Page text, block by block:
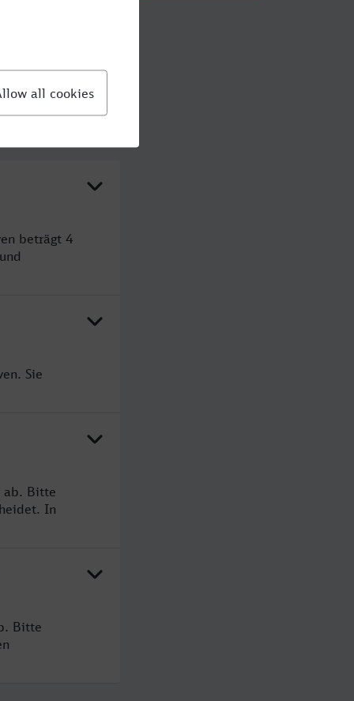
beträgt 4
Sie
ab. Bitte
In
Bitte